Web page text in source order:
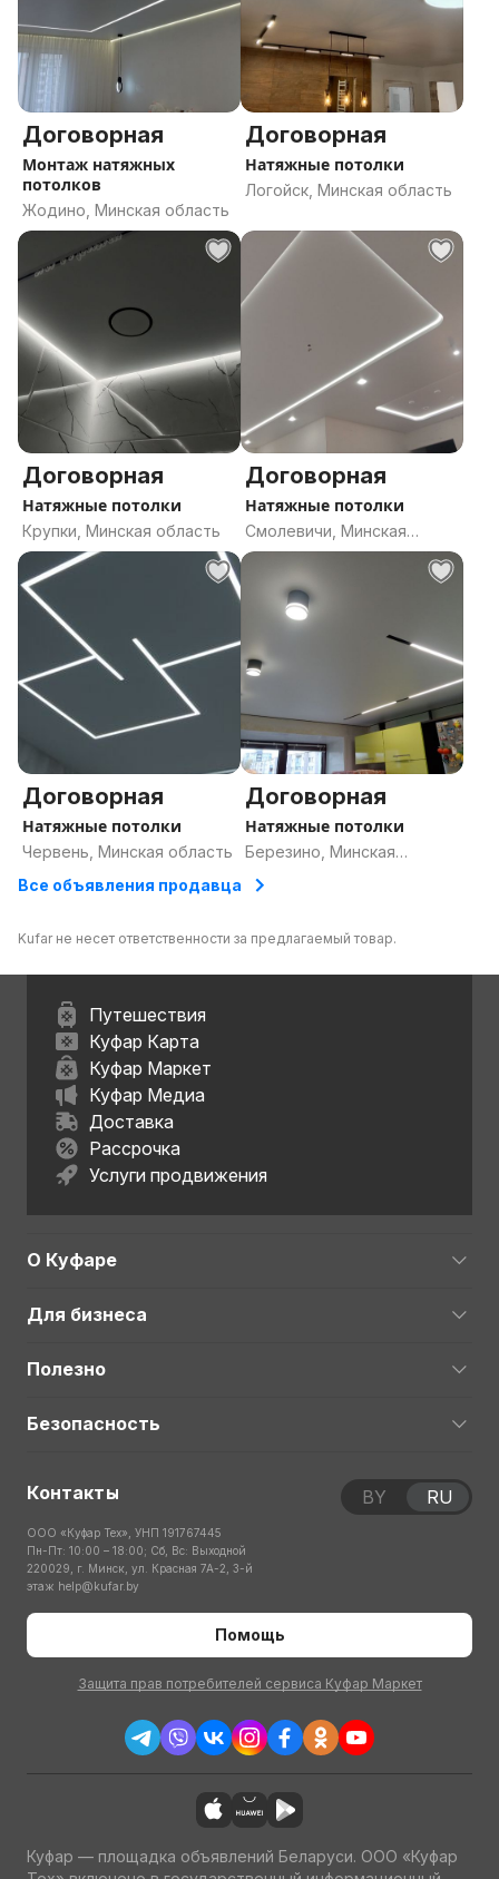
Договорная
Монтаж натяжных
потолков
Жодино, Минская область
Договорная
Натяжные потолки
Логойск, Минская область
Договорная
Натяжные потолки
Крупки, Минская область
Договорная
Натяжные потолки
Смолевичи, Минская
область
Договорная
Натяжные потолки
Червень, Минская область
Договорная
Натяжные потолки
Березино, Минская
Все объявления продавца
Kufar не несет ответственности за предлагаемый товар.
Путешествия
Куфар Карта
Куфар Маркет
Куфар Медиа
Доставка
Рассрочка
Услуги продвижения
О Куфаре
Для бизнеса
Полезно
Безопасность
Контакты
ООО «Куфар Тех», УНП 191767445
Пн-Пт: 10:00 – 18:00; Сб, Вс: Выходной
220029, г. Минск, ул. Красная 7А-2, 3-й
этаж help@kufar.by
Помощь
Защита прав потребителей сервиса Куфар Маркет
BY RU
Куфар — площадка объявлений Беларуси. ООО «Куфар